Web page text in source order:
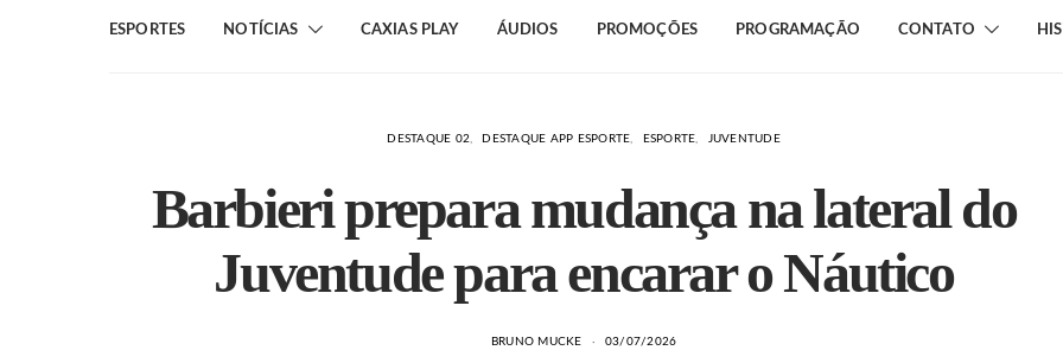
ESPORTES NOTÍCIAS CAXIAS PLAY ÁUDIOS PROMOÇÕES PROGRAMAÇÃO CONTATO
DESTAQUE 02 DESTAQUE APP ESPORTE ESPORTE JUVENTUDE
Barbieri prepara mudança na lateral do
Juventude para encarar o Náutico
BRUNO MUCKE 03/07/2026